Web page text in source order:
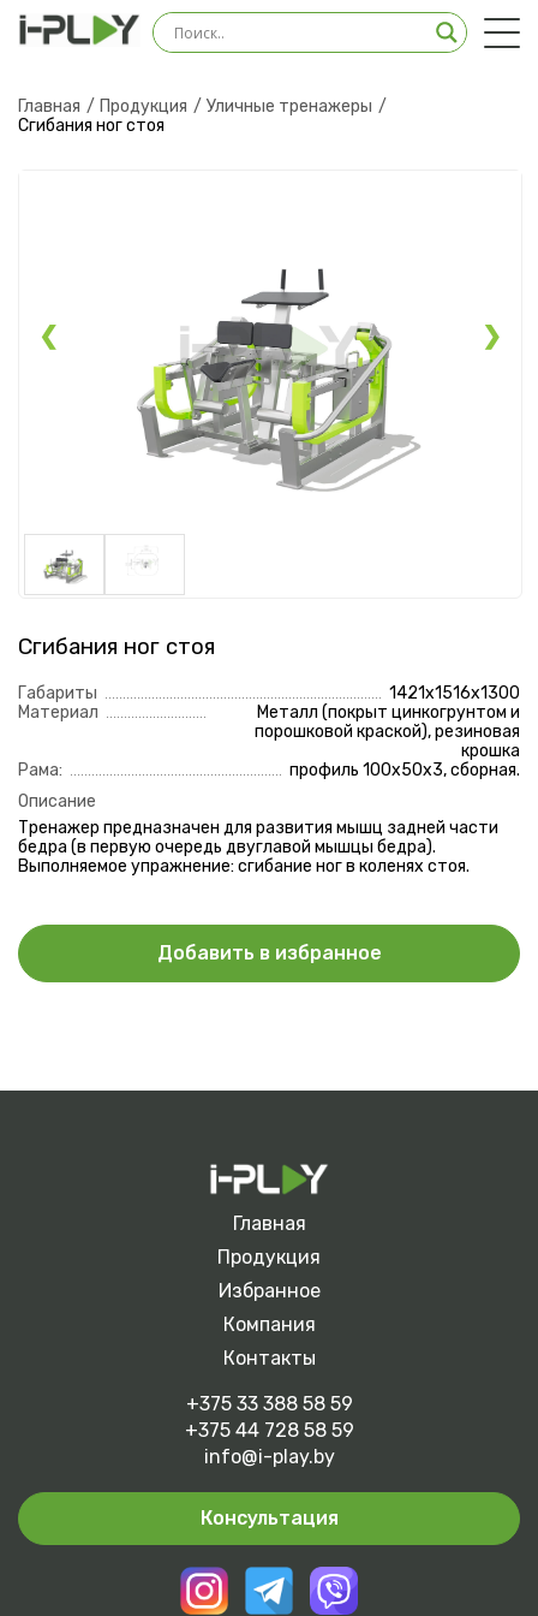
Главная Продукция
Уличные тренажеры
Сгибания ног стоя
❮ ❯
Сгибания ног стоя
Габариты
1421х1516х1300
Материал
Металл (покрыт цинкогрунтом и
порошковой краской), резиновая
крошка
Рама:
профиль 100х50х3, сборная.
Описание
Тренажер предназначен для развития мышц задней части
бедра (в первую очередь двуглавой мышцы бедра).
Выполняемое упражнение: сгибание ног в коленях стоя.
Добавить в избранное
Главная
Продукция
Избранное
Компания
Контакты
+375 33 388 58 59
+375 44 728 58 59
info@i-play.by
Консультация
Оставить заявку на
консультацию
Наш менеджер свяжется с вами в ближайшее
Нажимая на кнопку, вы даете согласие на